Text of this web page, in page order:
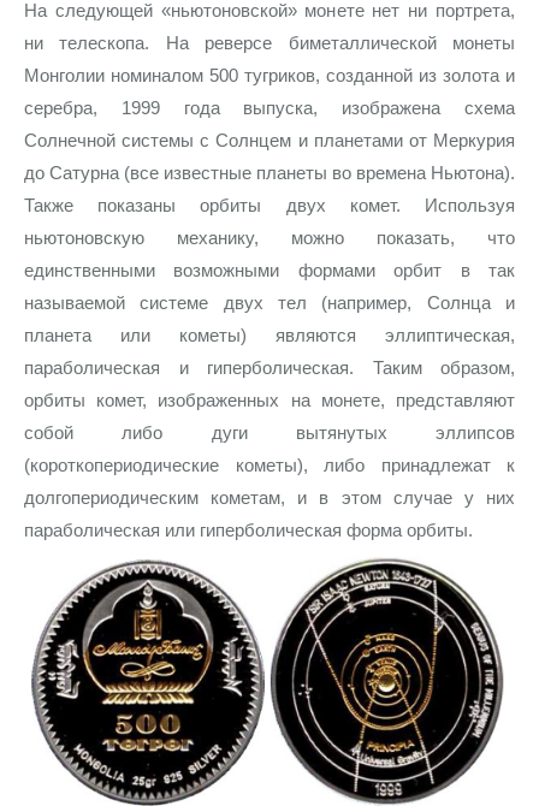
На следующей «ньютоновской» монете нет ни портрета,
ни телескопа. На реверсе биметаллической монеты
Монголии номиналом 500 тугриков, созданной из золота и
серебра, 1999 года выпуска, изображена схема
Солнечной системы с Солнцем и планетами от Меркурия
до Сатурна (все известные планеты во времена Ньютона).
Также показаны орбиты двух комет. Используя
ньютоновскую механику, можно показать, что
единственными возможными формами орбит в так
называемой системе двух тел (например, Солнца и
планета или кометы) являются эллиптическая,
параболическая и гиперболическая. Таким образом,
орбиты комет, изображенных на монете, представляют
собой либо дуги вытянутых эллипсов
(короткопериодические кометы), либо принадлежат к
долгопериодическим кометам, и в этом случае у них
параболическая или гиперболическая форма орбиты.